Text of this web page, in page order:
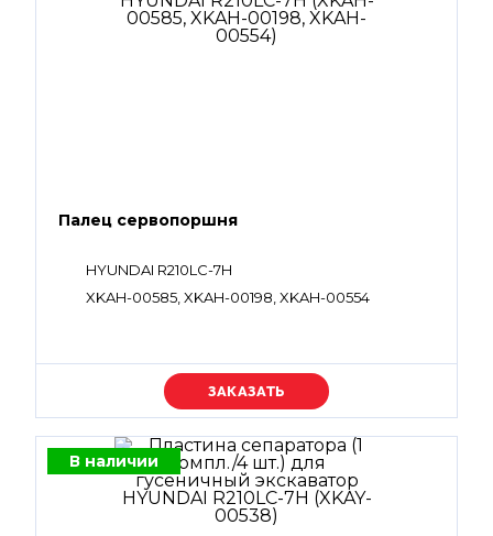
Палец сервопоршня
HYUNDAI R210LC-7H
XKAH-00585, XKAH-00198, XKAH-00554
Уточняйте цену
В наличии